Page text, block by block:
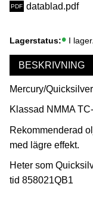
Lagerstatus I lager
datablad.pdf
BESKRIVNING
Mercury/
Klassad NMMA
Rekommenderad
med lägre effekt.
Heter som
tid 858021QB1